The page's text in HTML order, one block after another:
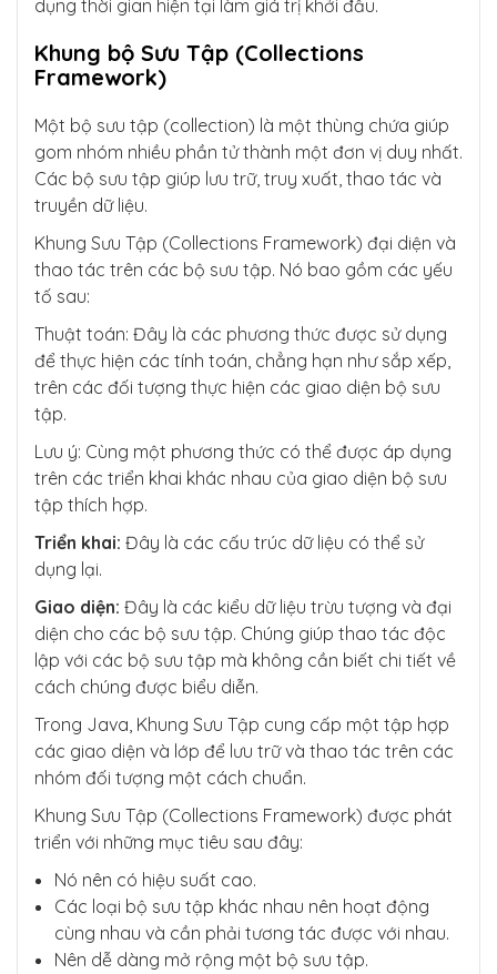
        MyCalendar myCalendar = new MyCalend
ar();
        myCalendar.addDays(7); // Add 7 days
        myCalendar.subtractDays(3); // Subtr
        myCalendar.displayCurrentDate();
    }
dụng thời gian hiện tại làm giá trị khởi đầu.
Khung bộ Sưu Tập (Collections
Framework)
Một bộ sưu tập (collection) là một thùng chứa giúp
gom nhóm nhiều phần tử thành một đơn vị duy nhất.
Các bộ sưu tập giúp lưu trữ, truy xuất, thao tác và
truyền dữ liệu.
Khung Sưu Tập (Collections Framework) đại diện và
thao tác trên các bộ sưu tập. Nó bao gồm các yếu
tố sau:
Thuật toán: Đây là các phương thức được sử dụng
để thực hiện các tính toán, chẳng hạn như sắp xếp,
trên các đối tượng thực hiện các giao diện bộ sưu
tập.
Lưu ý: Cùng một phương thức có thể được áp dụng
trên các triển khai khác nhau của giao diện bộ sưu
tập thích hợp.
Triển khai: Đây là các cấu trúc dữ liệu có thể sử
dụng lại.
Giao diện: Đây là các kiểu dữ liệu trừu tượng và đại
diện cho các bộ sưu tập. Chúng giúp thao tác độc
lập với các bộ sưu tập mà không cần biết chi tiết về
cách chúng được biểu diễn.
Trong Java, Khung Sưu Tập cung cấp một tập hợp
các giao diện và lớp để lưu trữ và thao tác trên các
nhóm đối tượng một cách chuẩn.
Khung Sưu Tập (Collections Framework) được phát
triển với những mục tiêu sau đây:
Nó nên có hiệu suất cao.
Các loại bộ sưu tập khác nhau nên hoạt động
cùng nhau và cần phải tương tác được với nhau.
Nên dễ dàng mở rộng một bộ sưu tập.